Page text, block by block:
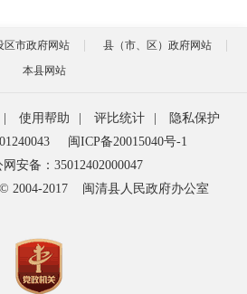
区市政府网站
县（市、区）政府网站
本县网站
使用帮助 评比统计
隐私保护
闽ICP备20015040号-1
网安备： 35012402000047
2004-2017
闽清县人民政府办公室